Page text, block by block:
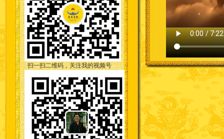
扫一扫二维码，关注我的视频号